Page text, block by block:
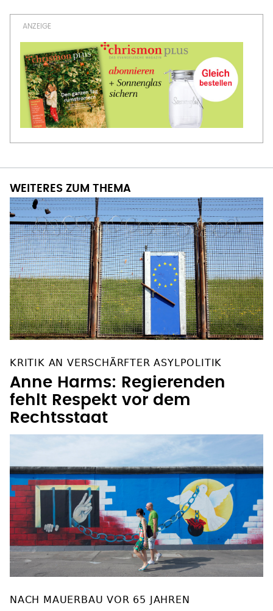
WEITERES ZUM THEMA
KRITIK AN VERSCHÄRFTER ASYLPOLITIK
Anne Harms: Regierenden
fehlt Respekt vor dem
Rechtsstaat
NACH MAUERBAU VOR 65 JAHREN